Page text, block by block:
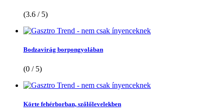
(3.6 / 5)
Bodzavirág borpongyolában
(0 / 5)
Körte fehérborban, szőlőlevelekben